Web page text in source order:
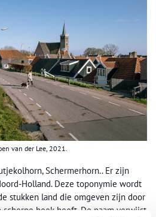
van der Lee, 2021.
Schermerhorn.. Er zijn
Holland. Deze toponymie wordt
stukken land die omgeven zijn door
hoek heeft. De naam verwijst